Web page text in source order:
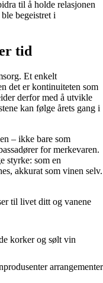
til å holde relasjonen
begeistret i
tid
Et enkelt
det er kontinuiteten som
derfor med å utvikle
kan følge årets gang i
– ikke bare som
for merkevaren.
styrke: som en
akkurat som vinen selv.
til livet ditt og vanene
korker og sølt vin
arrangementer